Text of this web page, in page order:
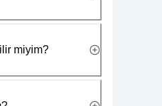
miyim?